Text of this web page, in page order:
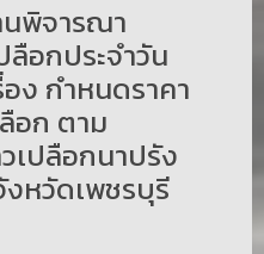
นพิจารณา
ลือกประจำวัน
ง กำหนดราคา
อก ตาม
เปลือกนาปรัง
หวัดเพชรบุรี